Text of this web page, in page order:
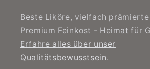
Beste Liköre, vielfach
Premium Feinkost - Heimat für
Erfahre alles über unser
Qualitätsbewusstsein.